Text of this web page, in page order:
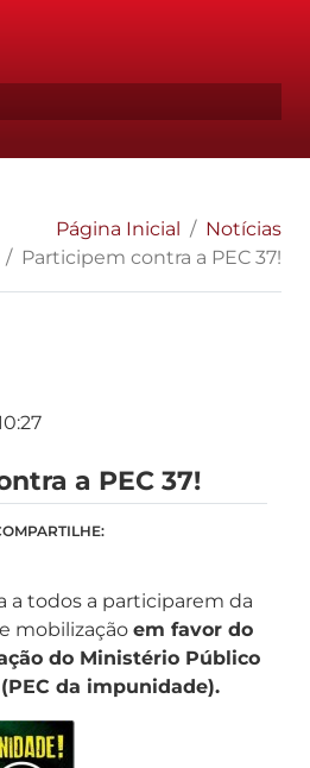
Página Inicial
Notícias
Participem contra a PEC 37!
a PEC 37!
a todos a participarem da
mobilização em favor do
do Ministério Público
da impunidade).